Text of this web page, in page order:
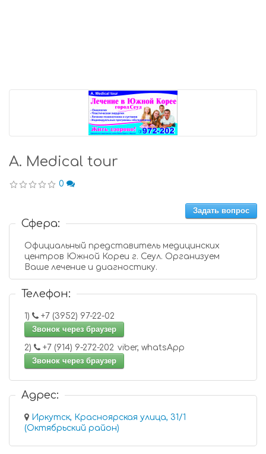
A. Medical tour
0
Задать вопрос
Сфера:
Официальный представитель медицинских
центров Южной Кореи г. Сеул. Организуем
Ваше лечение и диагностику.
Телефон:
1)
+7 (3952) 97-22-02
Звонок через браузер
2)
+7 (914) 9-272-202 viber, whatsApp
Звонок через браузер
Адрес:
Иркутск, Красноярская улица, 31/1
(Октябрьский район)